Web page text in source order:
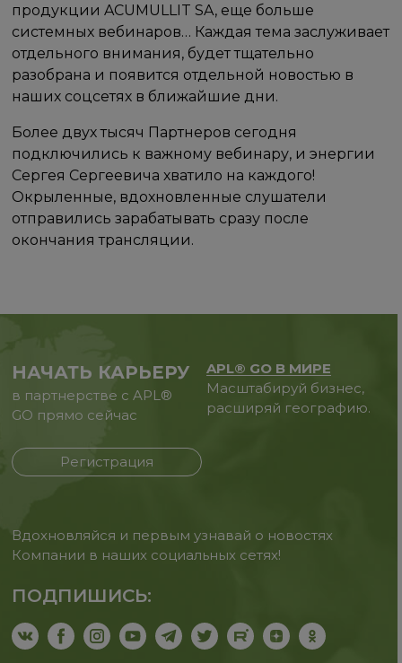
продукции ACUMULLIT SA, еще больше
системных вебинаров… Каждая тема заслуживает
отдельного внимания, будет тщательно
разобрана и появится отдельной новостью в
наших соцсетях в ближайшие дни.
Более двух тысяч Партнеров сегодня
подключились к важному вебинару, и энергии
Сергея Сергеевича хватило на каждого!
Окрыленные, вдохновленные слушатели
отправились зарабатывать сразу после
окончания трансляции.
НАЧАТЬ КАРЬЕРУ
в партнерстве с APL®
GO прямо сейчас
Регистрация
APL® GO В МИРЕ
Масштабируй бизнес,
расширяй географию.
Вдохновляйся и первым узнавай о новостях
Компании в наших социальных сетях!
ПОДПИШИСЬ: